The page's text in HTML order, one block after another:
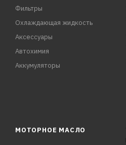
Фильтры
Охлаждающая жидкость
Аксессуары
Автохимия
Аккумуляторы
МОТОРНОЕ МАСЛО